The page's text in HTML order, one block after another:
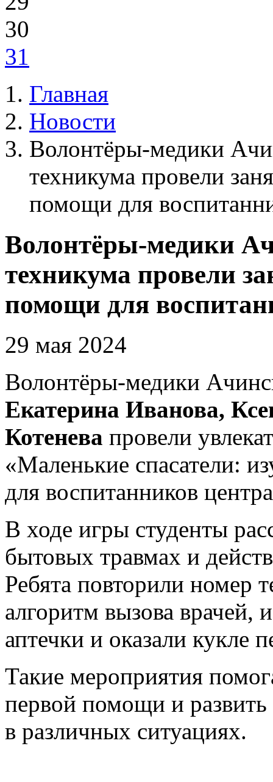
30
31
Главная
Новости
Волонтёры-медики
техникума провели
помощи для
Волонтёры-медики
техникума провели
помощи для
29 мая 2024
Волонтёры-медики
Екатерина Иванова,
Котенева провели
«Маленькие спасатели:
для воспитанников
В ходе игры студенты
бытовых травмах и
Ребята повторили номер
алгоритм вызова
аптечки и оказали
Такие мероприятия
первой помощи и развить
в различных ситуациях.